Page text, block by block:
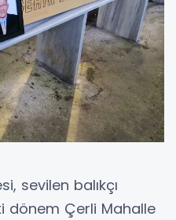
sevilen balıkçı
dönem Çerli Mahalle